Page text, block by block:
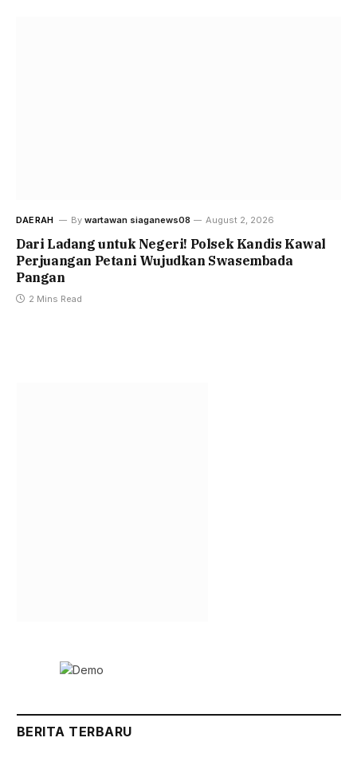
DAERAH By wartawan siaganews08 August 2, 2026
Dari Ladang untuk Negeri! Polsek Kandis Kawal
Perjuangan Petani Wujudkan Swasembada
Pangan
2 Mins Read
BERITA TERBARU